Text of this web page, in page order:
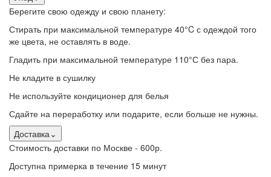
Берегите свою одежду и свою планету:
Стирать при максимальной температуре 40°C с одеждой того
же цвета, не оставлять в воде.
Гладить при максимальной температуре 110°С без пара.
Не кладите в сушилку
Не используйте кондиционер для белья
Сдайте на переработку или подарите, если больше не нужны.
Доставка⌄
Стоимость доставки по Москве - 600р.
Доступна примерка в течение 15 минут